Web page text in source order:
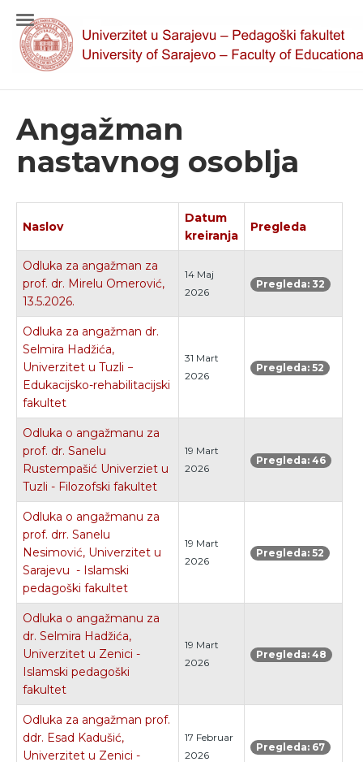
Angažman
nastavnog osoblja
Naslov
Datum
kreiranja
Pregleda
Odluka za angažman za
prof. dr. Mirelu Omerović,
13.5.2026.
14 Maj
2026
Pregleda: 32
Odluka za angažman dr.
Selmira Hadžića,
Univerzitet u Tuzli −
Edukacijsko-rehabilitacijski
fakultet
31 Mart
2026
Pregleda: 52
Odluka o angažmanu za
prof. dr. Sanelu
Rustempašić Univerziet u
Tuzli - Filozofski fakultet
19 Mart
2026
Pregleda: 46
Odluka o angažmanu za
prof. drr. Sanelu
Nesimović, Univerzitet u
Sarajevu - Islamski
pedagoški fakultet
19 Mart
2026
Pregleda: 52
Odluka o angažmanu za
dr. Selmira Hadžića,
Univerzitet u Zenici -
Islamski pedagoški
fakultet
19 Mart
2026
Pregleda: 48
Odluka za angažman prof.
ddr. Esad Kadušić,
Univerzitet u Zenici -
17 Februar
2026
Pregleda: 67